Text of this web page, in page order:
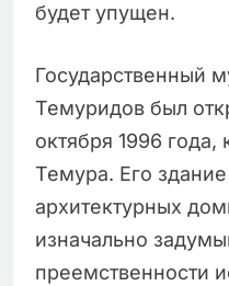
будет упущен.
Государственный
Темуридов был
октября 1996
Темура. Его
архитектурных
изначально
преемственности